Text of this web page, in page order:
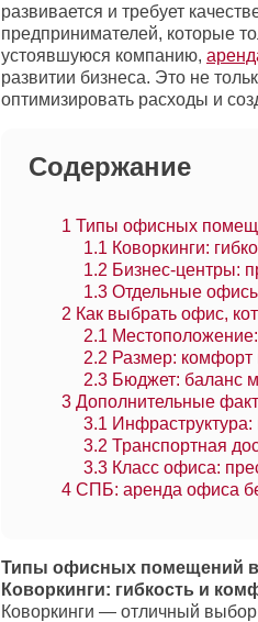
развивается и требует
предпринимателей, которые
устоявшуюся компанию,
развитии бизнеса. Это не
оптимизировать расходы и
Содержание
1 Типы офисных
1.1 Коворкинги:
1.2 Бизнес-центры:
1.3 Отдельные
2 Как выбрать офис,
2.1 Местоположение:
2.2 Размер: комфорт
2.3 Бюджет: баланс
3 Дополнительные
3.1 Инфраструктура:
3.2 Транспортная
3.3 Класс офиса:
4 СПБ: аренда офиса
Типы офисных помещений в
Коворкинги: гибкость и
Коворкинги — отличный